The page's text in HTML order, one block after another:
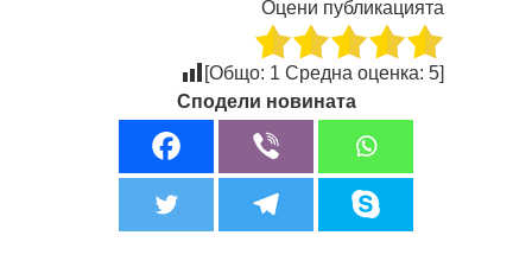
Оцени публикацията
[Общо: 1 Средна оценка: 5]
Сподели новината